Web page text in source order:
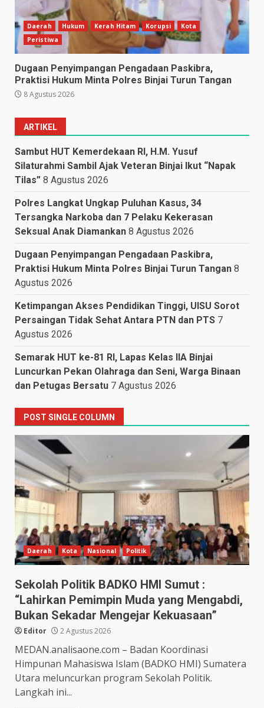
Daerah Hukum Kerah Hitam Korupsi
Kota
Peristiwa
Dugaan Penyimpangan Pengadaan Paskibra,
Praktisi Hukum Minta Polres Binjai Turun Tangan
8 Agustus 2026
ARTIKEL
Sambut HUT Kemerdekaan RI, H.M. Yusuf
Silaturahmi Sambil Ajak Veteran Binjai Ikut “Napak
Tilas” 8 Agustus 2026
Polres Langkat Ungkap Puluhan Kasus, 34
Tersangka Narkoba dan 7 Pelaku Kekerasan
Seksual Anak Diamankan 8 Agustus 2026
Dugaan Penyimpangan Pengadaan Paskibra,
Praktisi Hukum Minta Polres Binjai Turun Tangan 8
Agustus 2026
Ketimpangan Akses Pendidikan Tinggi, UISU Sorot
Persaingan Tidak Sehat Antara PTN dan PTS 7
Agustus 2026
Semarak HUT ke-81 RI, Lapas Kelas IIA Binjai
Luncurkan Pekan Olahraga dan Seni, Warga Binaan
dan Petugas Bersatu 7 Agustus 2026
POST SINGLE COLUMN
Daerah Kota Nasional Politik
Sekolah Politik BADKO HMI Sumut :
“Lahirkan Pemimpin Muda yang Mengabdi,
Bukan Sekadar Mengejar Kekuasaan”
Editor 2 Agustus 2026
MEDAN.analisaone.com – Badan Koordinasi
Himpunan Mahasiswa Islam (BADKO HMI) Sumatera
Utara meluncurkan program Sekolah Politik.
Langkah ini...